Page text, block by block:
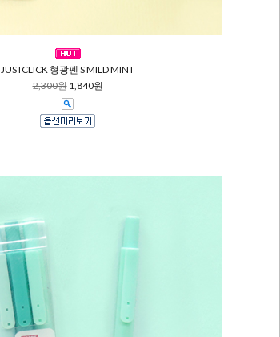
JUSTCLICK 형광펜 S MILD MINT
2,300원 1,840원